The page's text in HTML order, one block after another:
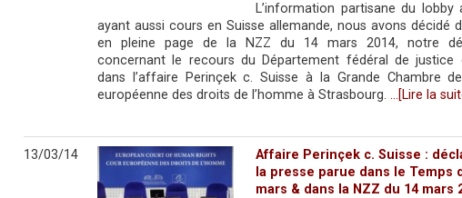
L’information partisane du lobby
ayant aussi cours en Suisse allemande, nous avons décidé
en pleine page de la NZZ du 14 mars 2014, notre
concernant le recours du Département fédéral de justice
dans l’affaire Perinçek c. Suisse à la Grande Chambre
européenne des droits de l’homme à Strasbourg. …[Lire la
13/03/14
Affaire Perinçek c. Suisse :
la presse parue dans le Temps
mars & dans la NZZ du 14 mars